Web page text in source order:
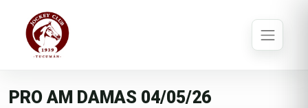
PRO AM DAMAS 04/05/26